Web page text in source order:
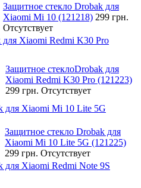
Защитное стекло Drobak для
Xiaomi Mi 10 (121218) 299 грн.
Отсутствует
Xiaomi Redmi K30 Pro
Защитное стеклоDrobak для
Xiaomi Redmi K30 Pro (121223)
299 грн. Отсутствует
для Xiaomi Mi 10 Lite 5G
Защитное стекло Drobak для
Xiaomi Mi 10 Lite 5G (121225)
299 грн. Отсутствует
для Xiaomi Redmi Note 9S